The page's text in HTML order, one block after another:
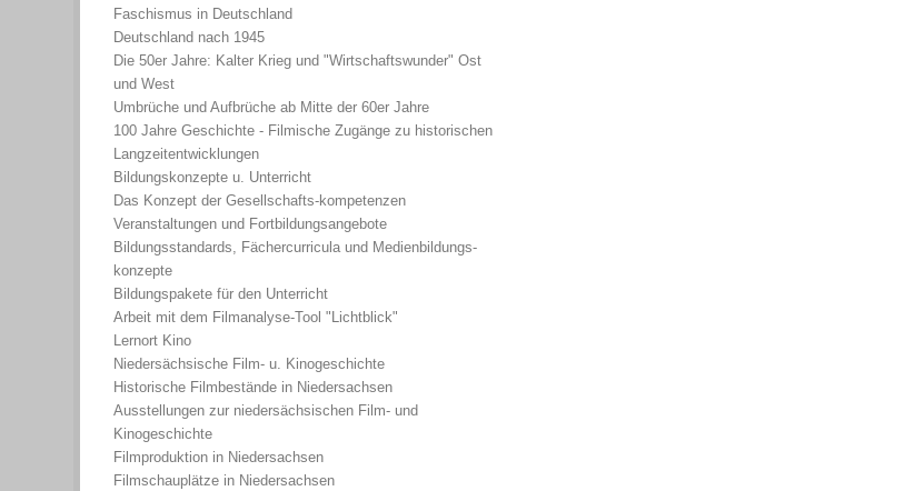
Faschismus in Deutschland
Deutschland nach 1945
Die 50er Jahre: Kalter Krieg und "Wirtschaftswunder" Ost
und West
Umbrüche und Aufbrüche ab Mitte der 60er Jahre
100 Jahre Geschichte - Filmische Zugänge zu historischen
Langzeitentwicklungen
Bildungskonzepte u. Unterricht
Das Konzept der Gesellschafts-kompetenzen
Veranstaltungen und Fortbildungsangebote
Bildungsstandards, Fächercurricula und Medienbildungs-
konzepte
Bildungspakete für den Unterricht
Arbeit mit dem Filmanalyse-Tool "Lichtblick"
Lernort Kino
Niedersächsische Film- u. Kinogeschichte
Historische Filmbestände in Niedersachsen
Ausstellungen zur niedersächsischen Film- und
Kinogeschichte
Filmproduktion in Niedersachsen
Filmschauplätze in Niedersachsen